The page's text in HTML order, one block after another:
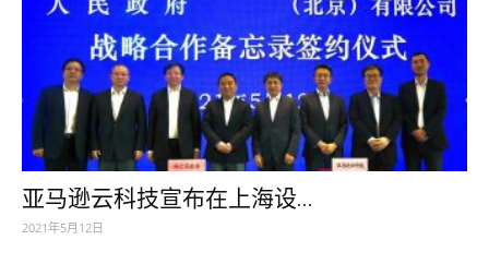
亚马逊云科技宣布在上海设...
2021年5月12日